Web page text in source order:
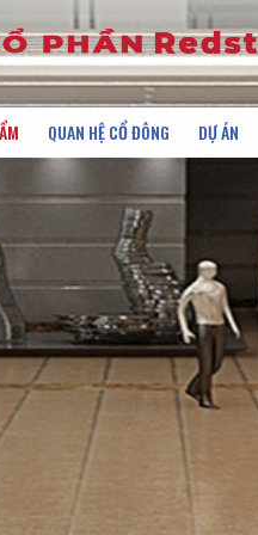
QUAN HỆ CỔ ĐÔNG DỰ ÁN